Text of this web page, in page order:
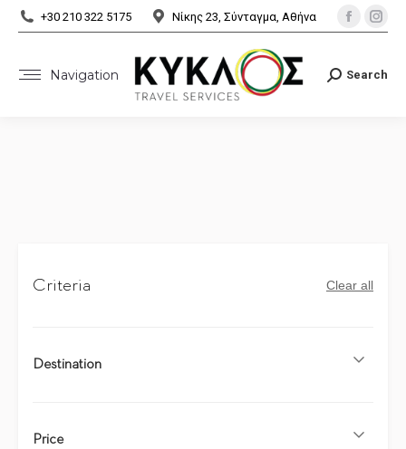
+30 210 322 5175 Νίκης 23, Σύνταγμα, Αθήνα
Navigation Search:
Search
Criteria Clear all
Destination
Price